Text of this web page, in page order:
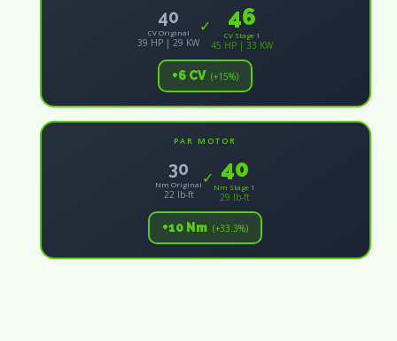
40
CV Original
39 HP | 29 KW
✓ 46
CV Stage 1
45 HP | 33 KW
+6 CV (+15%)
PAR MOTOR
30
Nm Original
22 lb-ft
✓ 40
Nm Stage 1
29 lb-ft
+10 Nm (+33.3%)